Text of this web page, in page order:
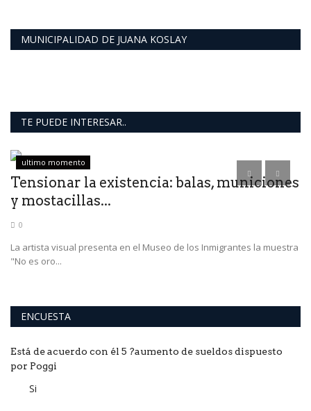
MUNICIPALIDAD DE JUANA KOSLAY
TE PUEDE INTERESAR..
ultimo momento
Tensionar la existencia: balas, municiones
y mostacillas...
0
La artista visual presenta en el Museo de los Inmigrantes la muestra
"No es oro...
ENCUESTA
Está de acuerdo con él 5 ?aumento de sueldos dispuesto
por Poggi
Si